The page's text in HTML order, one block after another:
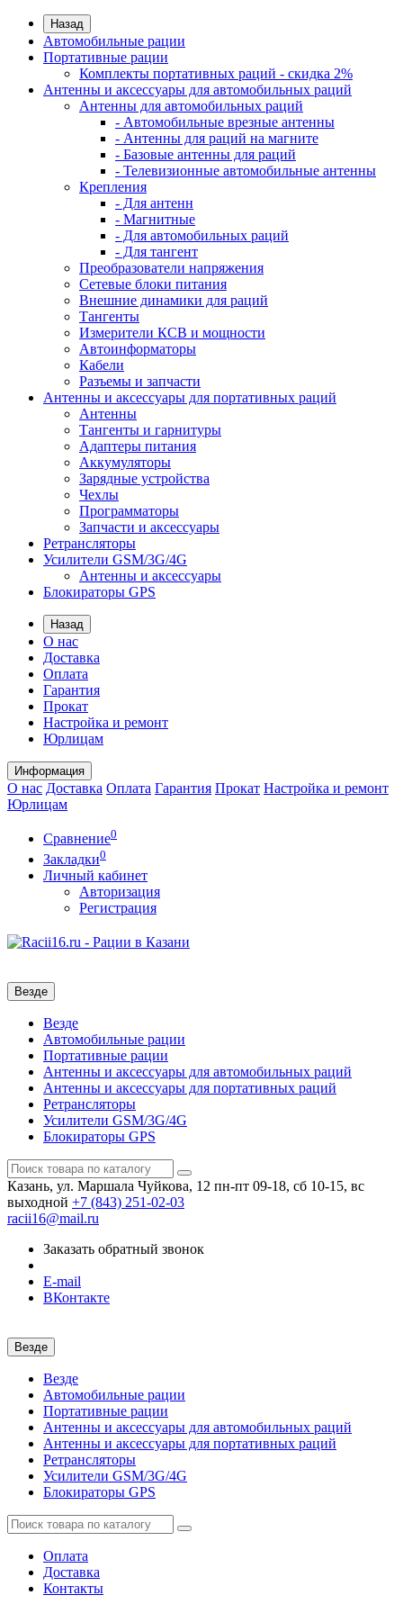
Назад
Автомобильные рации
Портативные рации
Комплекты портативных раций - скидка 2%
Антенны и аксессуары для автомобильных раций
Антенны для автомобильных раций
- Автомобильные врезные антенны
- Антенны для раций на магните
- Базовые антенны для раций
- Телевизионные автомобильные антенны
Крепления
- Для антенн
- Магнитные
- Для автомобильных раций
- Для тангент
Преобразователи напряжения
Сетевые блоки питания
Внешние динамики для раций
Тангенты
Измерители КСВ и мощности
Автоинформаторы
Кабели
Разъемы и запчасти
Антенны и аксессуары для портативных раций
Антенны
Тангенты и гарнитуры
Адаптеры питания
Аккумуляторы
Зарядные устройства
Чехлы
Программаторы
Запчасти и аксессуары
Ретрансляторы
Усилители GSM/3G/4G
Антенны и аксессуары
Блокираторы GPS
Назад
О нас
Доставка
Оплата
Гарантия
Прокат
Настройка и ремонт
Юрлицам
Информация
О нас Доставка Оплата Гарантия Прокат Настройка и ремонт
Юрлицам
Сравнение0
Закладки0
Личный кабинет
Авторизация
Регистрация
Везде
Везде
Автомобильные рации
Портативные рации
Антенны и аксессуары для автомобильных раций
Антенны и аксессуары для портативных раций
Ретрансляторы
Усилители GSM/3G/4G
Блокираторы GPS
Казань, ул. Маршала Чуйкова, 12 пн-пт 09-18, сб 10-15, вс
выходной +7 (843) 251-02-03
racii16@mail.ru
Заказать обратный звонок
E-mail
ВКонтакте
Везде
Везде
Автомобильные рации
Портативные рации
Антенны и аксессуары для автомобильных раций
Антенны и аксессуары для портативных раций
Ретрансляторы
Усилители GSM/3G/4G
Блокираторы GPS
Оплата
Доставка
Контакты